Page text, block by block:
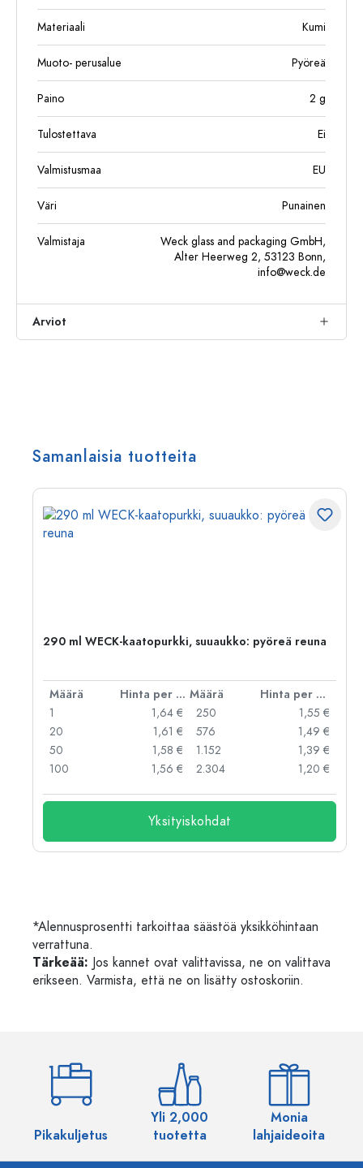
Materiaali Kumi
Muoto- perusalue Pyöreä
Paino 2 g
Tulostettava Ei
Valmistusmaa EU
Väri Punainen
Valmistaja
Weck glass and packaging GmbH,
Alter Heerweg 2, 53123 Bonn,
info@weck.de
Arviot
Samanlaisia tuotteita
290 ml WECK-kaatopurkki, suuaukko: pyöreä reuna
Määrä Hinta per kpl Määrä
Hinta per kpl
1
1,64 €
20
1,61 €
50
1,58 €
100
1,56 €
250
1,55 €
576
1,49 €
1.152
1,39 €
2.304
1,20 €
Yksityiskohdat
*Alennusprosentti tarkoittaa säästöä yksikköhintaan
verrattuna.
Tärkeää: Jos kannet ovat valittavissa, ne on valittava
erikseen. Varmista, että ne on lisätty ostoskoriin.
Pikakuljetus
Yli 2,000
tuotetta
Monia
lahjaideoita